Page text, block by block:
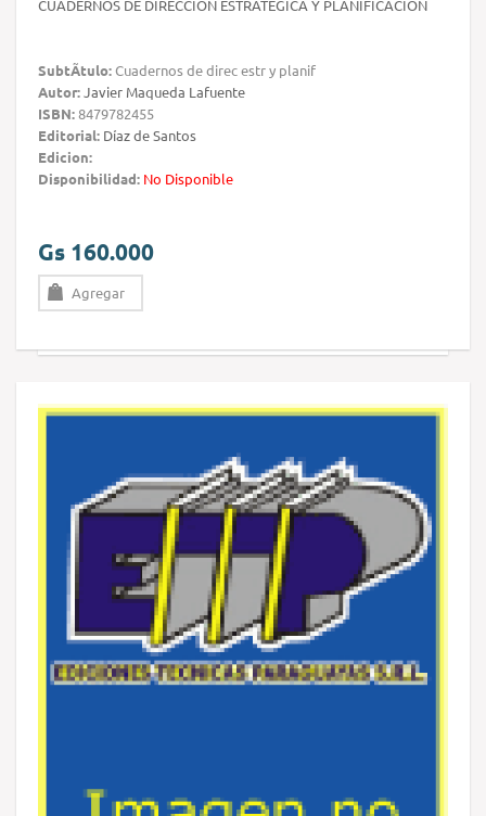
CUADERNOS DE DIRECCION ESTRATEGICA Y PLANIFICACION
SubtÃ­tulo:Cuadernos de direc estr y planif
Autor:Javier Maqueda Lafuente
ISBN:8479782455
Editorial: Díaz de Santos
Edicion:
Disponibilidad: No Disponible
Gs 160.000
Agregar